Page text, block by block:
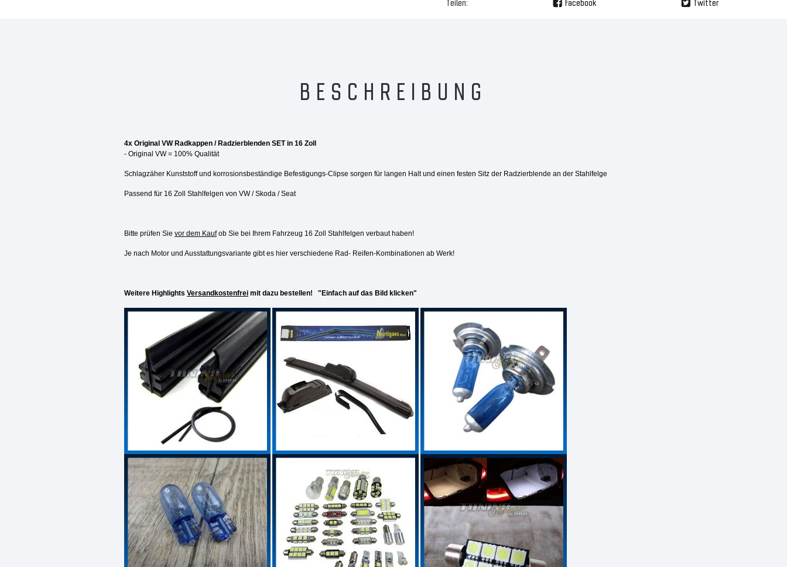
Teilen: Facebook Twitter
BESCHREIBUNG
4x Original VW Radkappen / Radzierblenden SET in 16 Zoll
- Original VW= 100% Qualität
Schlagzäher Kunststoff und korrosionsbeständige Befestigungs-Clipse sorgen für langen Halt und einen festen Sitz der Radzierblende an der Stahlfelge
Passend für 16 Zoll Stahlfelgen von VW / Skoda / Seat
Bitte prüfen Sie vor dem Kaufob Sie bei Ihrem Fahrzeug 16 Zoll Stahlfelgen verbaut haben!
Je nach Motor und Ausstattungsvariante gibt es hier verschiedene Rad- Reifen-Kombinationen ab Werk!
Weitere Highlights Versandkostenfrei mit dazu bestellen! "Einfach auf das Bild klicken"